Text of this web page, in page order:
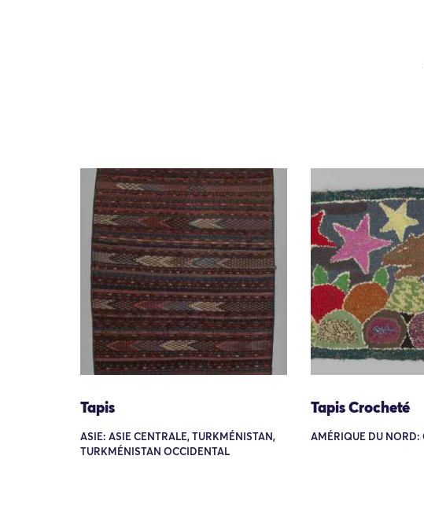
Tapis
ASIE: ASIE CENTRALE, TURKMÉNISTAN,
TURKMÉNISTAN OCCIDENTAL
Tapis Crocheté
AMÉRIQUE DU NORD: